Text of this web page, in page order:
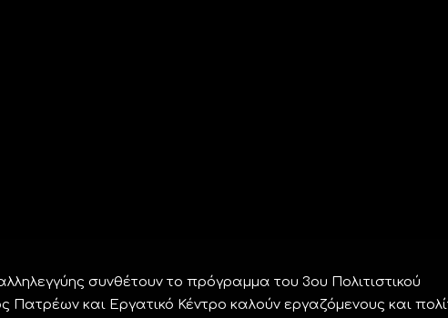
συνθέτουν το πρόγραμμα του 3ου Πολιτιστικού
και Εργατικό Κέντρο καλούν εργαζόμενους και